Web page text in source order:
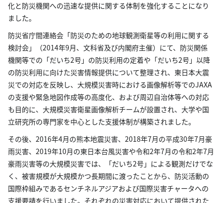
化と防災機関への迅速な提供に関する体制を強化することになり
ました。
防災省庁間連絡会「防災のための地球観測衛星等の利用に関する
検討会」（2014年9月、文科省及び内閣府主催）にて、防災関係
機関等での「だいち2号」の防災利用の定着や「だいち2号」以降
の防災利用に向けた災害情報提供について整理され、東日本大震
災での対応を反映し、大規模災害時における画像解析等でのJAXA
の支援や緊急地図作成等の高度化、および周辺自治体等への対応
も目的に、大規模災害衛星画像解析チームが設置され、大学や国
立研究所の専門家を中心とした支援体制が構築されました。
その後、2016年4月の熊本地震災害、2018年7月の平成30年7月豪
雨災害、2019年10月の東日本台風災害や令和2年7月の令和2年7月
豪雨災害等の大規模災害では、「だいち2号」による観測だけでな
く、被害規模が大規模かつ長期間に渡ったことから、防災活動の
国際枠組みであるセンチネルアジアおよび国際災害チャータへの
支援要請を行いました。それぞれの災害対応において提供された